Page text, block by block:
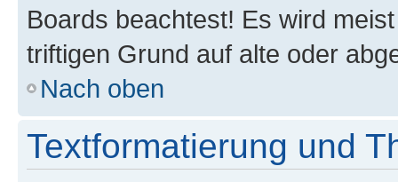
Boards beachtest! Es wird
triftigen Grund auf alte oder
Nach oben
Textformatierung und